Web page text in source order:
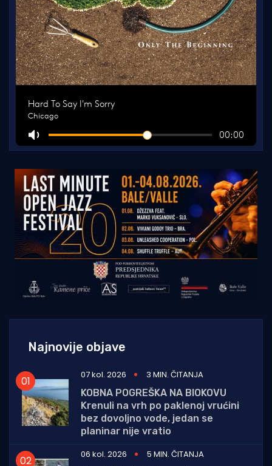
Najnovije objave
07 kol. 2026
3 MIN. ČITANJA
KOBNA POGREŠKA NA BIOKOVU
Krenuli na vrh po paklenoj vrućini
bez dovoljno vode, jedan se
planinar nije vratio
06 kol. 2026
5 MIN. ČITANJA